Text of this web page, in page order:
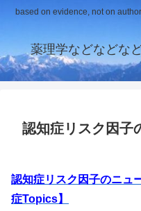
based on evidence, not on
薬理学などなどな
認知症リスク因子
認知症リスク因子のニュ
症Topics】